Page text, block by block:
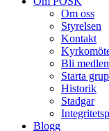
Om oss
Styrelsen
Kontakt
Bli
Starta
Historik
Stadgar
Blogg